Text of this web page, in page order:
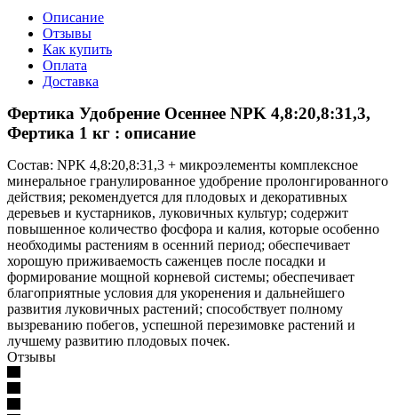
Описание
Отзывы
Как купить
Оплата
Доставка
Фертика Удобрение Осеннее NPK 4,8:20,8:31,3,
Фертика 1 кг : описание
Состав: NPK 4,8:20,8:31,3 + микроэлементы комплексное
минеральное гранулированное удобрение пролонгированного
действия; рекомендуется для плодовых и декоративных
деревьев и кустарников, луковичных культур; содержит
повышенное количество фосфора и калия, которые особенно
необходимы растениям в осенний период; обеспечивает
хорошую приживаемость саженцев после посадки и
формирование мощной корневой системы; обеспечивает
благоприятные условия для укоренения и дальнейшего
развития луковичных растений; способствует полному
вызреванию побегов, успешной перезимовке растений и
лучшему развитию плодовых почек.
Отзывы